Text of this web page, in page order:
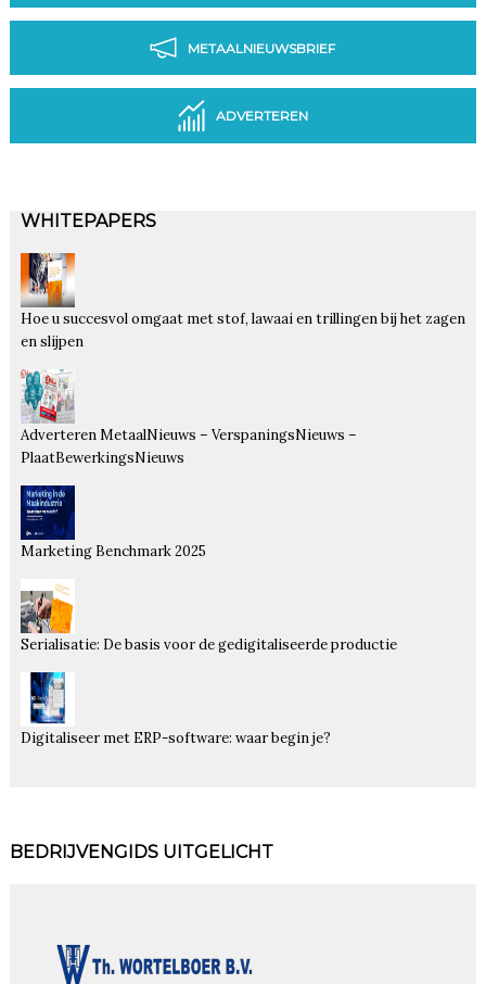
METAALNIEUWSBRIEF
ADVERTEREN
WHITEPAPERS
Hoe u succesvol omgaat met stof, lawaai en trillingen bij het zagen
en slijpen
Adverteren MetaalNieuws – VerspaningsNieuws –
PlaatBewerkingsNieuws
Marketing Benchmark 2025
Serialisatie: De basis voor de gedigitaliseerde productie
Digitaliseer met ERP-software: waar begin je?
BEDRIJVENGIDS UITGELICHT